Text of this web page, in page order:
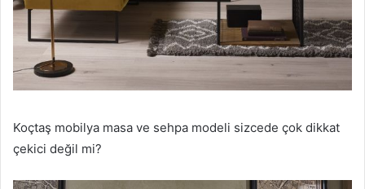
Koçtaş mobilya masa ve sehpa modeli sizcede çok dikkat
çekici değil mi?